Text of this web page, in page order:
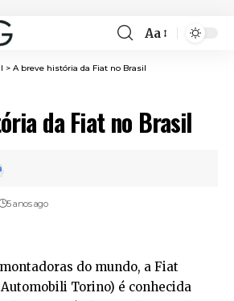
Font
Resizer
Aa
> A breve história da Fiat no Brasil
da Fiat no Brasil
5 anos ago
do mundo, a Fiat
Torino) é conhecida